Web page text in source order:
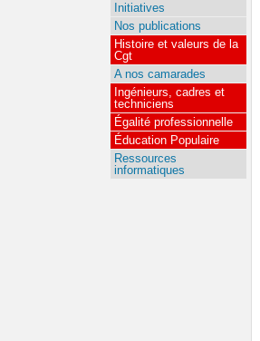
Initiatives
Nos publications
Histoire et valeurs de la
Cgt
A nos camarades
Ingénieurs, cadres et
techniciens
Égalité professionnelle
Éducation Populaire
Ressources
informatiques